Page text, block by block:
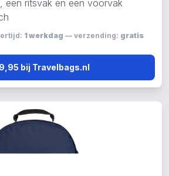
een ritsvak en een voorvak
1 werkdag — verzending: gratis
bij Travelbags.nl